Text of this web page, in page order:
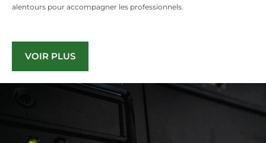
alentours pour accompagner les professionnels.
VOIR PLUS